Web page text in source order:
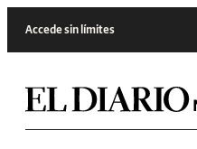
Accede sin límites